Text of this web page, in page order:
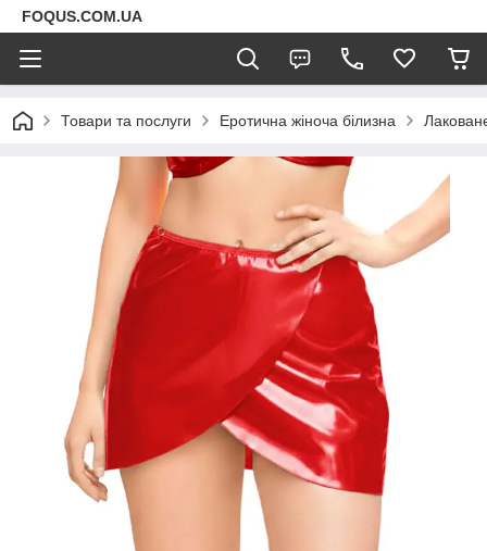
FOQUS.COM.UA
Товари та послуги Еротична жіноча білизна